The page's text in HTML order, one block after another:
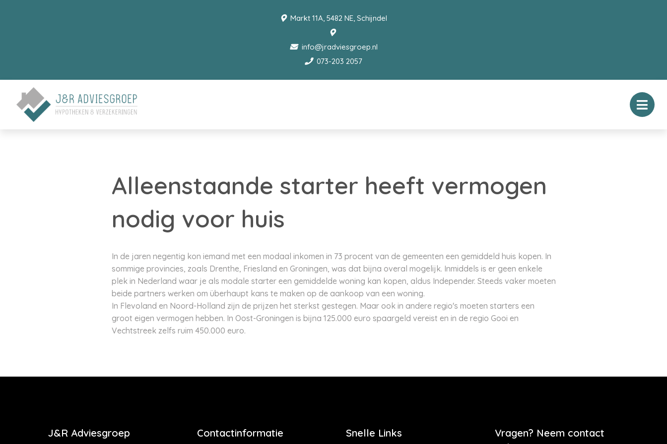
Markt 11A, 5482 NE, Schijndel
info@jradviesgroep.nl
073-203 2057
Alleenstaande starter heeft vermogen
nodig voor huis
In de jaren negentig kon iemand met een modaal inkomen in 73 procent van de gemeenten een gemiddeld huis kopen. In
sommige provincies, zoals Drenthe, Friesland en Groningen, was dat bijna overal mogelijk. Inmiddels is er geen enkele
plek in Nederland waar je als modale starter een gemiddelde woning kan kopen, aldus Independer. Steeds vaker moeten
beide partners werken om überhaupt kans te maken op de aankoop van een woning.
In Flevoland en Noord-Holland zijn de prijzen het sterkst gestegen. Maar ook in andere regio's moeten starters een
groot eigen vermogen hebben. In Oost-Groningen is bijna 125.000 euro spaargeld vereist en in de regio Gooi en
Vechtstreek zelfs ruim 450.000 euro.
J&R Adviesgroep Contactinformatie Snelle Links
Vragen? Neem contact